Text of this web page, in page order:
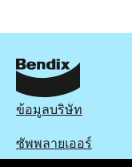
ข้อมูลบริษัท
ซัพพลายเออร์